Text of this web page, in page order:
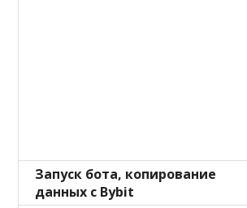
Запуск бота, копирование
данных с Bybit